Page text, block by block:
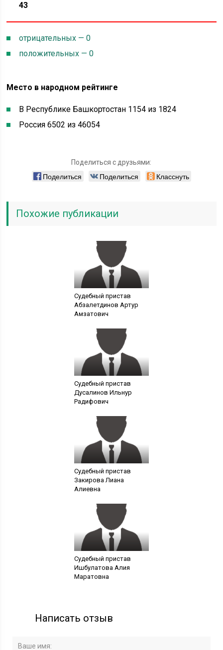
43
отрицательных — 0
положительных — 0
Место в народном рейтинге
В Республике Башкортостан 1154 из 1824
Россия 6502 из 46054
Поделиться с друзьями:
Поделиться Поделиться Класснуть
Похожие публикации
Судебный пристав
Абзалетдинов Артур
Амзатович
Судебный пристав
Дусалинов Ильнур
Радифович
Судебный пристав
Закирова Лиана
Алиевна
Судебный пристав
Ишбулатова Алия
Маратовна
Написать отзыв